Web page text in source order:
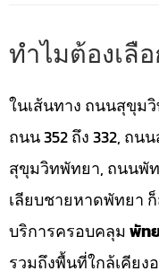
ทำไมต้องเลือ
ในเส้นทาง ถนนสุขุม
ถนน 352 ถึง 332, ถ
สุขุมวิทพัทยา, ถนนพั
เลียบชายหาดพัทยา
บริการครอบคลุมพัท
รวมถึงพื้นที่ใกล้เคียง